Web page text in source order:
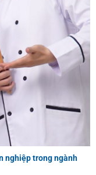
nghiệp trong ngành